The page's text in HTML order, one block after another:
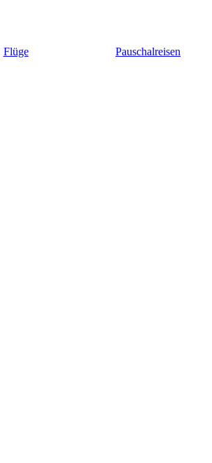
Flüge Pauschalreisen